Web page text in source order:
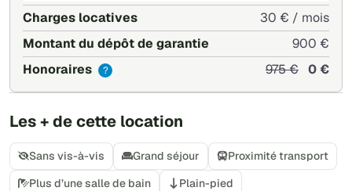
Charges locatives
30 € / mois
Montant du dépôt de garantie
900 €
Honoraires
? 975 € 0 €
Les + de cette location
Sans vis-à-vis Grand séjour
Proximité transport
Plus d’une salle de bain
Plain-pied